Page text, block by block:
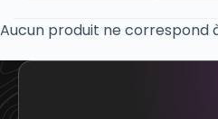
Aucun produit ne correspond